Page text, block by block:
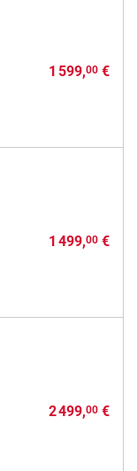
1 599,00€
1 499,00€
2 499,00€